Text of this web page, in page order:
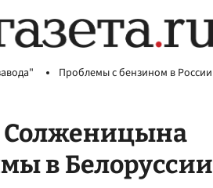
Проблемы с бензином в России
Солженицына
в Белоруссии